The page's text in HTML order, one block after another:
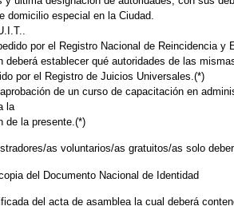
domicilio especial en la Ciudad.
por el Registro Nacional de Reincidencia
deberá establecer qué autoridades de las
por el Registro de Juicios Universales.(*)
de un curso de capacitación en
la
de la presente.(*)
as voluntarios/as gratuitos/as solo
del Documento Nacional de Identidad
del acta de asamblea la cual deberá